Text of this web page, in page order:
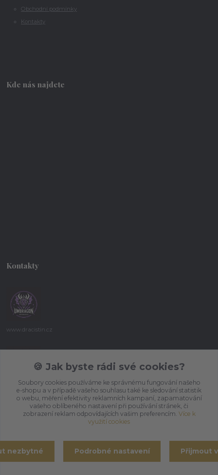
Obchodní podmínky
Kontakty
Kde nás najdete
Kontakty
www.dracistin.cz
+420 737 613 735
(Po-Pá 9:30-18:00 hod.)
umbragon@email.cz
🍪 Jak byste rádi své cookies?
Soubory cookies používáme ke správnému fungování našeho
e-shopu a v případě vašeho souhlasu také ke sledování statistik
o webu, měření efektivity reklamních kampaní, zapamatování
vašeho oblíbeného nastavení při používání stránek, či
zobrazení reklam odpovídajících vašim preferencím. Více k
využití cookies
nezbytné Podrobné nastavení Přijmout